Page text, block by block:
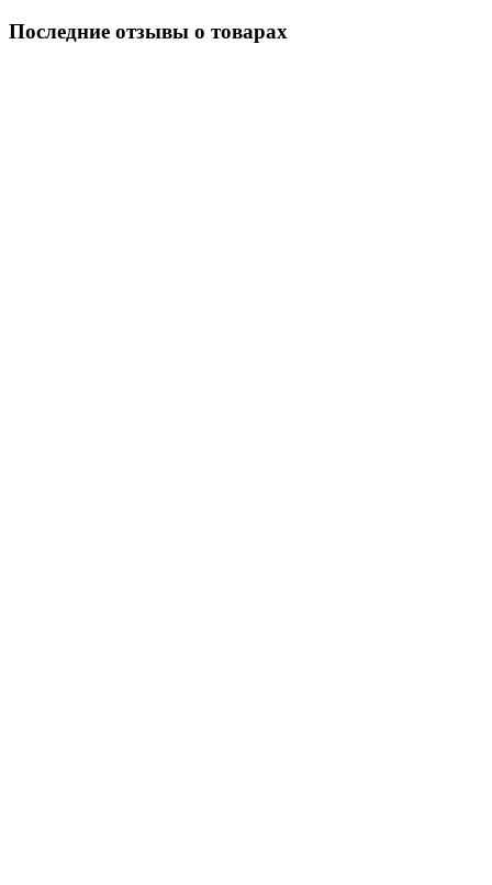
Последние отзывы о товарах